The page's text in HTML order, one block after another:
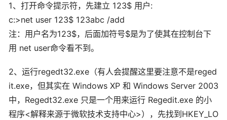
1、打开命令提示符，先建立 123$ 用户:
c:>net user 123$ 123abc /add
注：用户名为123$，后面加符号$是为了使其在控制台下
用 net user命令看不到。
2、运行regedt32.exe（有人会提醒这里要注意不是reged
it.exe，但其实在 Windows XP 和 Windows Server 2003
中，Regedt32.exe 只是一个用来运行 Regedit.exe 的小
程序<解释来源于微软技术支持中心>），先找到HKEY_LO